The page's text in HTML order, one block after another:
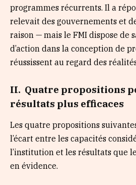
programmes récurrents. Il a
relevait des gouvernements et
raison — mais le FMI dispose de
d’action dans la conception de
réussissent au regard des
II. Quatre propositions
résultats plus efficaces
Les quatre propositions
l’écart entre les capacités
l’institution et les résultats que
en évidence.